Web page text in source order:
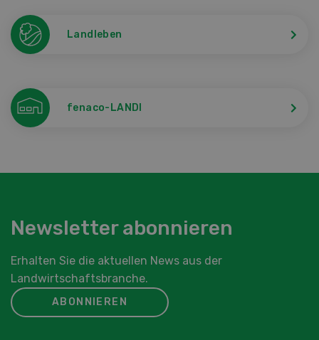
Landleben
fenaco-LANDI
Newsletter abonnieren
Erhalten Sie die aktuellen News aus der
Landwirtschaftsbranche.
ABONNIEREN